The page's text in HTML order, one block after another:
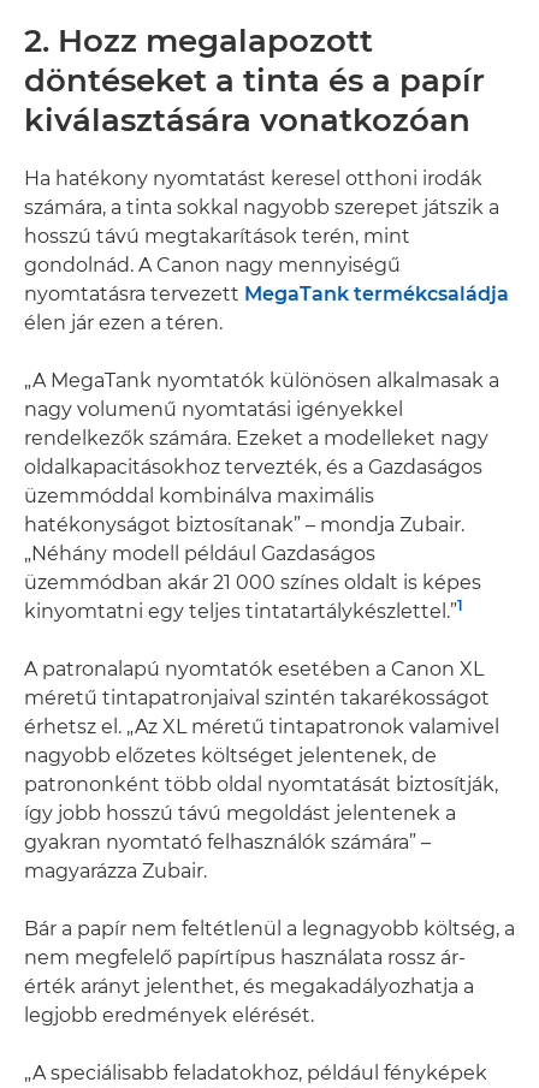
2. Hozz megalapozott
döntéseket a tinta és a papír
kiválasztására vonatkozóan
Ha hatékony nyomtatást keresel otthoni irodák
számára, a tinta sokkal nagyobb szerepet játszik a
hosszú távú megtakarítások terén, mint
gondolnád. A Canon nagy mennyiségű
nyomtatásra tervezett MegaTank termékcsaládja
élen jár ezen a téren.
„A MegaTank nyomtatók különösen alkalmasak a
nagy volumenű nyomtatási igényekkel
rendelkezők számára. Ezeket a modelleket nagy
oldalkapacitásokhoz tervezték, és a Gazdaságos
üzemmóddal kombinálva maximális
hatékonyságot biztosítanak” – mondja Zubair.
„Néhány modell például Gazdaságos
üzemmódban akár 21 000 színes oldalt is képes
kinyomtatni egy teljes tintatartálykészlettel.”1
A patronalapú nyomtatók esetében a Canon XL
méretű tintapatronjaival szintén takarékosságot
érhetsz el. „Az XL méretű tintapatronok valamivel
nagyobb előzetes költséget jelentenek, de
patrononként több oldal nyomtatását biztosítják,
így jobb hosszú távú megoldást jelentenek a
gyakran nyomtató felhasználók számára” –
magyarázza Zubair.
Bár a papír nem feltétlenül a legnagyobb költség, a
nem megfelelő papírtípus használata rossz ár-
érték arányt jelenthet, és megakadályozhatja a
legjobb eredmények elérését.
„A speciálisabb feladatokhoz, például fényképek